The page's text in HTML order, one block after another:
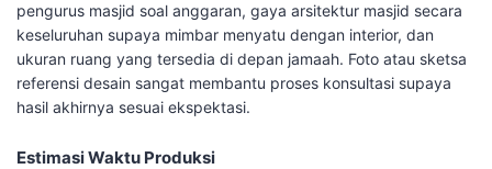
pengurus masjid soal anggaran, gaya arsitektur masjid secara
keseluruhan supaya mimbar menyatu dengan interior, dan
ukuran ruang yang tersedia di depan jamaah. Foto atau sketsa
referensi desain sangat membantu proses konsultasi supaya
hasil akhirnya sesuai ekspektasi.
Estimasi Waktu Produksi